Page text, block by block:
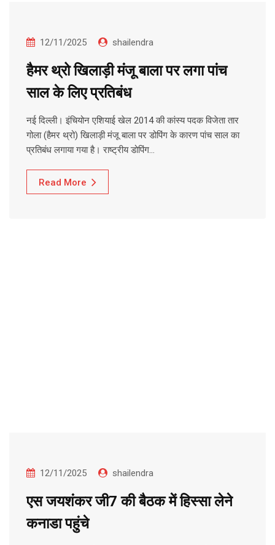
12/11/2025 shailendra
हैमर थ्रो खिलाड़ी मंजू बाला पर लगा पांच
साल के लिए प्रतिबंध
नई दिल्ली। इंचियोन एशियाई खेल 2014 की कांस्य पदक विजेता तार
गोला (हैमर थ्रो) खिलाड़ी मंजू बाला पर डोपिंग के कारण पांच साल का
प्रतिबंध लगाया गया है। राष्ट्रीय डोपिंग…
Read More
12/11/2025 shailendra
एस जयशंकर जी7 की बैठक में हिस्सा लेने
कनाडा पहुंचे